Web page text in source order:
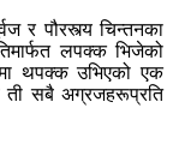
र पौरस्त्य चिन्तनका
लपक्क भिजेको
थपक्क उभिएको एक
ती सबै अग्रजहरूप्रति